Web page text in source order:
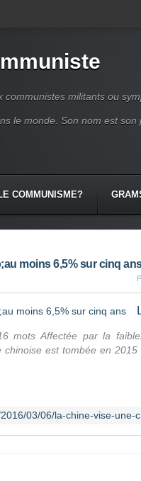
communistes militants ou
le monde. Son nom est son
COMMUNISME?
moins 6,5% sur cinq
mots Affectée par la
est tombée en